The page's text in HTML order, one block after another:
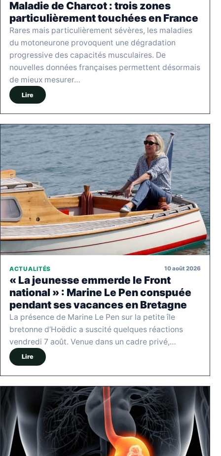
Maladie de Charcot : trois zones
particulièrement touchées en France
Rares mais particulièrement sévères, les maladies
du motoneurone provoquent une dégradation
progressive des capacités musculaires. De
nouvelles données françaises permettent désormais
de mieux mesurer…
Lire
ACTUALITÉS 10 août 2026
« La jeunesse emmerde le Front
national » : Marine Le Pen conspuée
pendant ses vacances en Bretagne
La présence de Marine Le Pen sur la petite île
bretonne d’Hoëdic a suscité quelques réactions
vendredi 7 août. Venue dans un cadre privé,…
Lire